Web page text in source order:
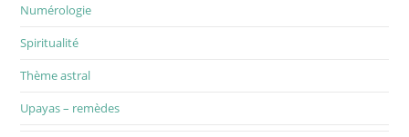
Numérologie
Spiritualité
Thème astral
Upayas – remèdes